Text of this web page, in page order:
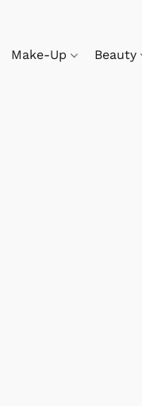
Make-Up Beauty